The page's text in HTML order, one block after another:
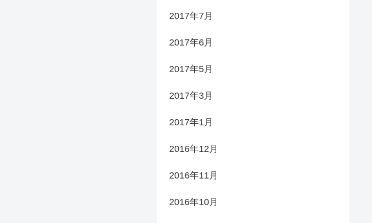
2017年7月
2017年6月
2017年5月
2017年3月
2017年1月
2016年12月
2016年11月
2016年10月